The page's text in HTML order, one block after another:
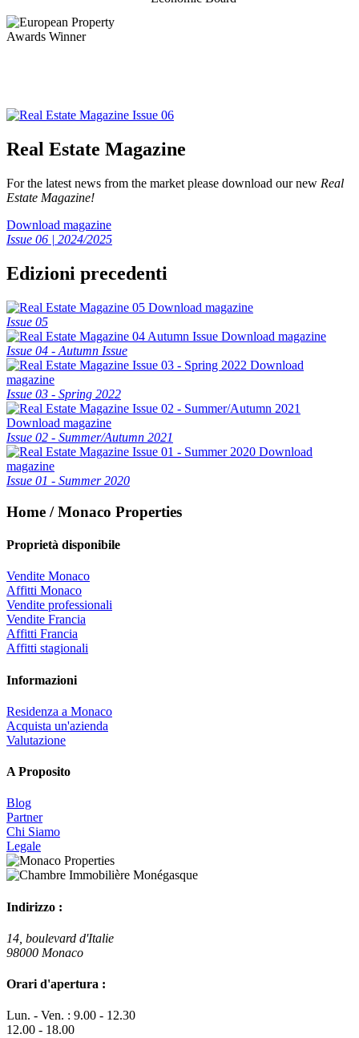
Real Estate Magazine
For the latest news from the market please download our new Real
Estate Magazine!
Download magazine
Issue 06 | 2024/2025
Edizioni precedenti
Download magazine
Issue 05
Download magazine
Issue 04 - Autumn Issue
Download
magazine
Issue 03 - Spring 2022
Download magazine
Issue 02 - Summer/Autumn 2021
Download
magazine
Issue 01 - Summer 2020
Home / Monaco Properties
Proprietà disponibile
Vendite Monaco
Affitti Monaco
Vendite professionali
Vendite Francia
Affitti Francia
Affitti stagionali
Informazioni
Residenza a Monaco
Acquista un'azienda
Valutazione
A Proposito
Blog
Partner
Chi Siamo
Legale
Indirizzo :
14, boulevard d'Italie
98000 Monaco
Orari d'apertura :
Lun. - Ven. : 9.00 - 12.30
12.00 - 18.00